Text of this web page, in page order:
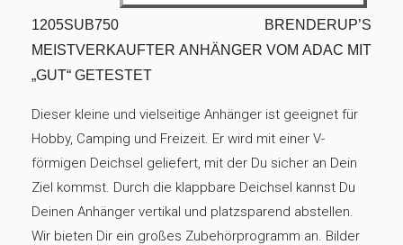
1205SUB750 BRENDERUP’S
MEISTVERKAUFTER ANHÄNGER VOM ADAC MIT
„GUT“ GETESTET
Dieser kleine und vielseitige Anhänger ist geeignet für
Hobby, Camping und Freizeit. Er wird mit einer V-
förmigen Deichsel geliefert, mit der Du sicher an Dein
Ziel kommst. Durch die klappbare Deichsel kannst Du
Deinen Anhänger vertikal und platzsparend abstellen.
Wir bieten Dir ein großes Zubehörprogramm an. Bilder